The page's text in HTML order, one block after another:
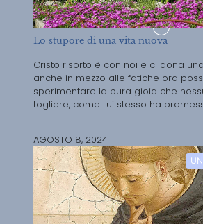
Lo stupore di una vita nuova
Cristo risorto è con noi e ci dona
anche in mezzo alle fatiche ora
sperimentare la pura gioia che
togliere, come Lui stesso ha
AGOSTO 8, 2024